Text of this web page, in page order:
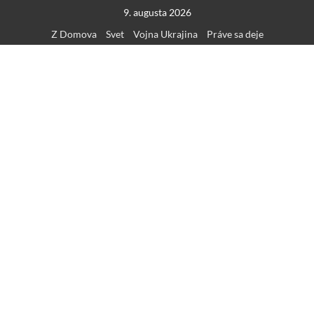
content
9. augusta 2026
Z Domova
Svet Vojna Ukrajina Práve sa deje